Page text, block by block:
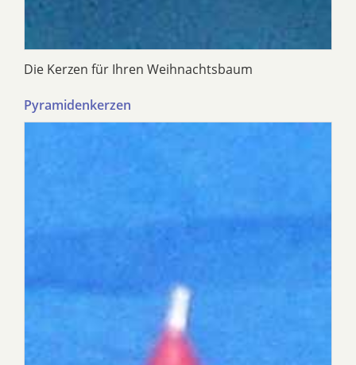
Die Kerzen für Ihren Weihnachtsbaum
Pyramidenkerzen